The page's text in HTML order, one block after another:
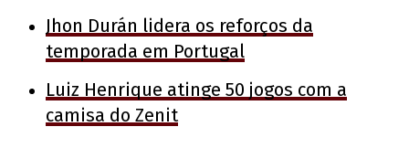
Jhon Durán lidera os reforços da
temporada em Portugal
Luiz Henrique atinge 50 jogos com a
camisa do Zenit